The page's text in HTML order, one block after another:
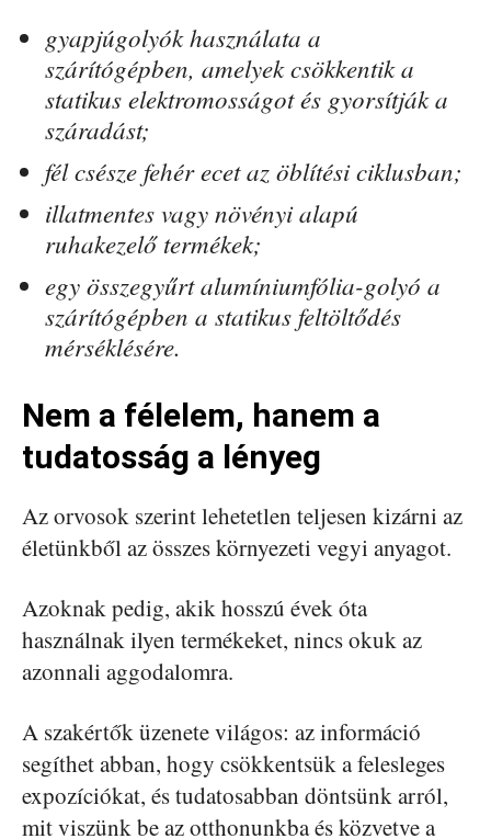
gyapjúgolyók használata a
szárítógépben, amelyek csökkentik a
statikus elektromosságot és gyorsítják a
száradást;
fél csésze fehér ecet az öblítési ciklusban;
illatmentes vagy növényi alapú
ruhakezelő termékek;
egy összegyűrt alumíniumfólia-golyó a
szárítógépben a statikus feltöltődés
mérséklésére.
Nem a félelem, hanem a
tudatosság a lényeg
Az orvosok szerint lehetetlen teljesen kizárni az
életünkből az összes környezeti vegyi anyagot.
Azoknak pedig, akik hosszú évek óta
használnak ilyen termékeket, nincs okuk az
azonnali aggodalomra.
A szakértők üzenete világos: az információ
segíthet abban, hogy csökkentsük a felesleges
expozíciókat, és tudatosabban döntsünk arról,
mit viszünk be az otthonunkba és közvetve a